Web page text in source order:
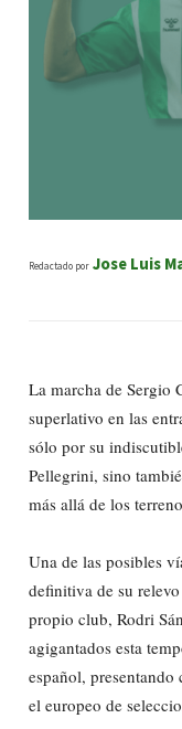
Redactado por Jose Luis
La marcha de Sergio
superlativo en las
sólo por su
Pellegrini, sino
más allá de los
Una de las posibles
definitiva de su
propio club, Rodri
agigantados esta
español,
el europeo de